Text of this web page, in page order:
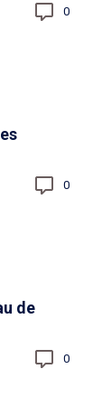
0
0
de
0